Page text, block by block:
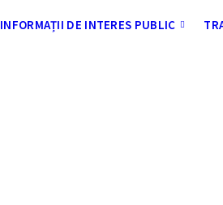
INFORMAȚII DE INTERES PUBLIC